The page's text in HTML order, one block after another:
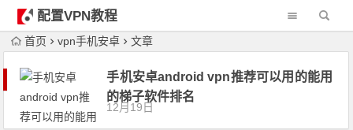
配置VPN教程
首页 vpn手机安卓 文章
手机安卓android vpn推荐可以用的能用
的梯子软件排名
12月19日